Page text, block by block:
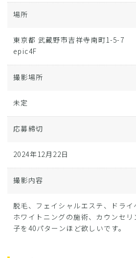
場所
東京都 武蔵野市吉祥寺南町1-5-7
epic4F
撮影場所
未定
応募締切
2024年12月22日
撮影内容
脱毛、フェイシャルエステ、ドラ
ホワイトニングの施術、カウンセ
子を40パターンほど欲しいです。